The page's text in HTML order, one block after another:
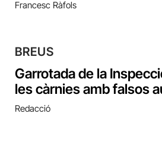
Francesc Ràfols
BREUS
Garrotada de la
les càrnies amb falsos
Redacció